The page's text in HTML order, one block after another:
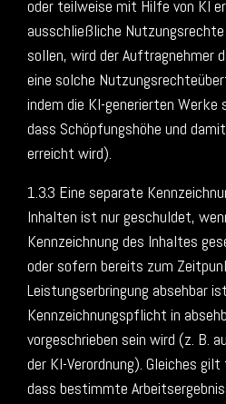
oder teilweise mit Hilfe von KI
ausschließliche
sollen, wird der Auftragnehmer
eine solche
indem die KI-generierten Werke
dass Schöpfungshöhe und
erreicht wird).
1.3.3 Eine separate
Inhalten ist nur geschuldet,
Kennzeichnung des Inhaltes
oder sofern bereits zum
Leistungserbringung absehbar
Kennzeichnungspflicht in
vorgeschrieben sein wird (z. B.
der KI-Verordnung). Gleiches
dass bestimmte